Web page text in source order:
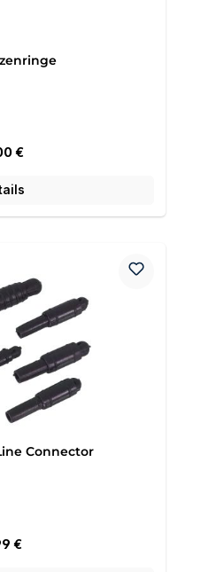
Preis:
€
Connector
Preis:
€